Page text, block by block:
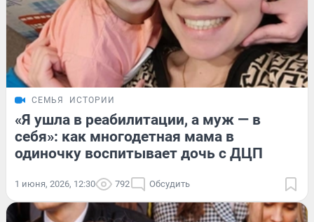
СЕМЬЯ ИСТОРИИ
«Я ушла в реабилитации, а муж — в
себя»: как многодетная мама в
одиночку воспитывает дочь с ДЦП
1 июня, 2026, 12:30 792 Обсудить